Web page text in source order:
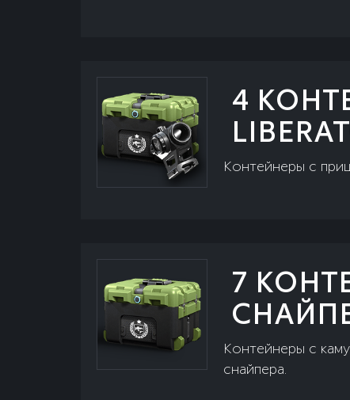
4
Контейнеры с
7
Контейнеры с
снайпера.